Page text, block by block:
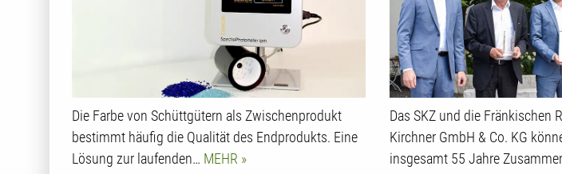
Die Farbe von Schüttgütern als Zwischenprodukt
bestimmt häufig die Qualität des Endprodukts. Eine
Lösung zur laufenden… MEHR
Das SKZ und die Fränkischen
Kirchner GmbH & Co. KG
insgesamt 55 Jahre